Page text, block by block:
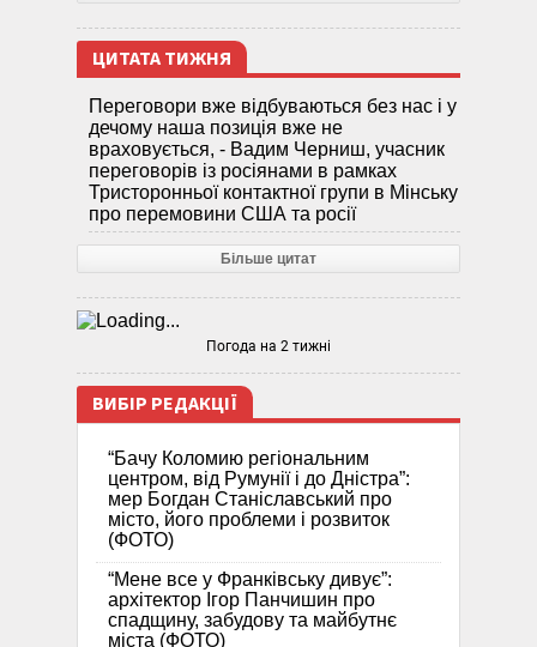
ЦИТАТА ТИЖНЯ
Переговори вже відбуваються без нас і у
дечому наша позиція вже не
враховується, - Вадим Черниш, учасник
переговорів із росіянами в рамках
Тристоронньої контактної групи в Мінську
про перемовини США та росії
Більше цитат
Погода на 2 тижні
ВИБІР РЕДАКЦІЇ
“Бачу Коломию регіональним
центром, від Румунії і до Дністра”:
мер Богдан Станіславський про
місто, його проблеми і розвиток
(ФОТО)
“Мене все у Франківську дивує”:
архітектор Ігор Панчишин про
спадщину, забудову та майбутнє
міста (ФОТО)